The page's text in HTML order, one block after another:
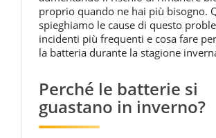
proprio quando ne hai più bisogno.
spieghiamo le cause di questo
incidenti più frequenti e cosa fare
la batteria durante la stagione
Perché le batterie si
guastano in inverno?